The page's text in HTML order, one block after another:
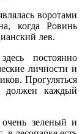
воротами
когда Ровинь
лев.
постоянно
личности и
Прогуляться
должен каждый
зеленый и